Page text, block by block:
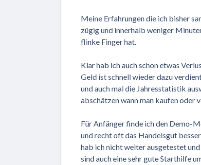
Meine Erfahrungen die ich bisher
zügig und innerhalb weniger
flinke Finger hat.
Klar hab ich auch schon etwas
Geld ist schnell wieder dazu
und auch mal die Jahresstatistik
abschätzen wann man kaufen oder
Für Anfänger finde ich den Demo-
und recht oft das Handelsgut
hab ich nicht weiter ausgetestet
sind auch eine sehr gute Starthilfe